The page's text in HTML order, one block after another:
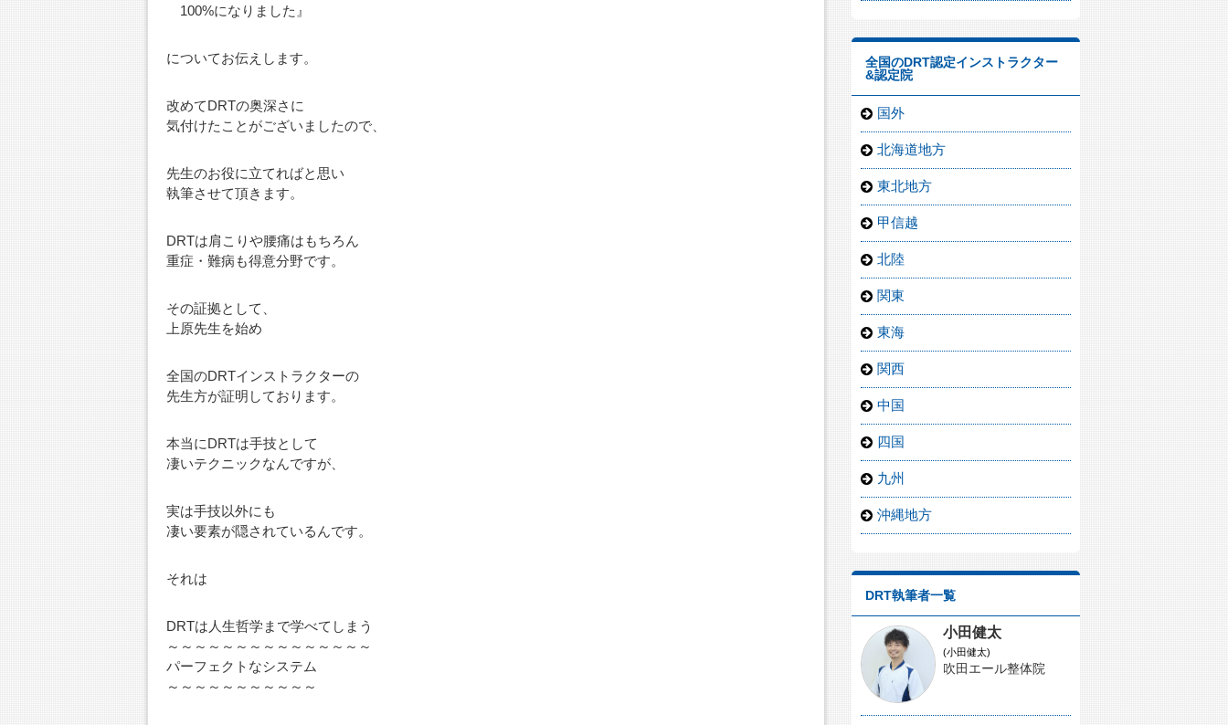
100%になりました』
についてお伝えします。
改めてDRTの奥深さに
気付けたことがございましたので、
先生のお役に立てればと思い
執筆させて頂きます。
DRTは肩こりや腰痛はもちろん
重症・難病も得意分野です。
その証拠として、
上原先生を始め
全国のDRTインストラクターの
先生方が証明しております。
本当にDRTは手技として
凄いテクニックなんですが、
実は手技以外にも
凄い要素が隠されているんです。
それは
DRTは人生哲学まで学べてしまう
～～～～～～～～～～～～～～～
パーフェクトなシステム
～～～～～～～～～～～
全国のDRT認定インストラクター
&認定院
国外
北海道地方
東北地方
甲信越
北陸
関東
東海
関西
中国
四国
九州
沖縄地方
DRT執筆者一覧
小田健太
(小田健太)
吹田エール整体院